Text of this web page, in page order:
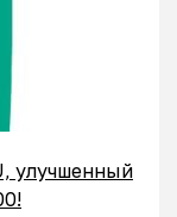
улучшенный